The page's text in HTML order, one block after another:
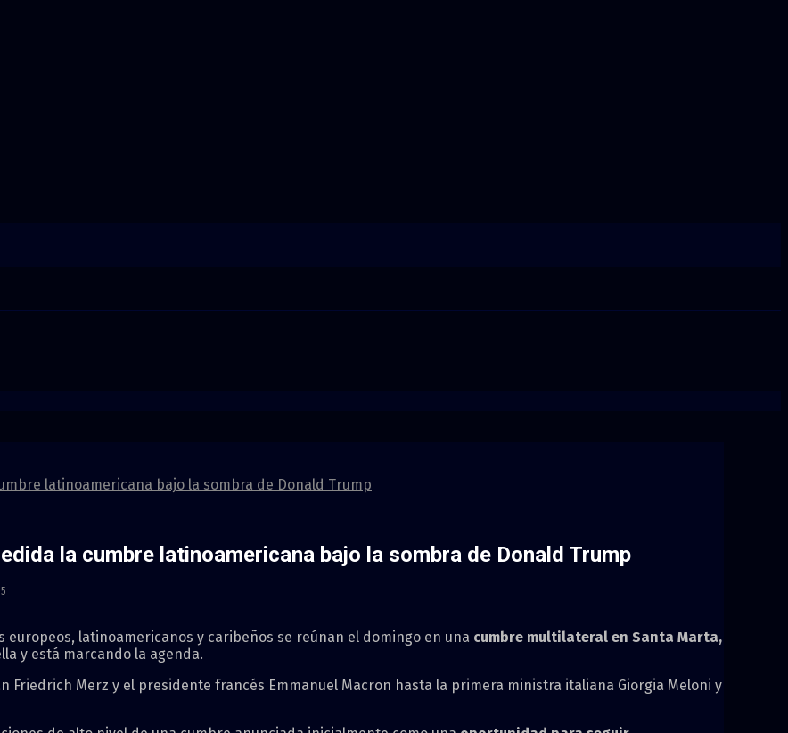
latinoamericana bajo la sombra de Donald Trump
la cumbre latinoamericana bajo la sombra de Donald Trump
latinoamericanos y caribeños se reúnan el domingo en una cumbre multilateral en Santa Marta,
y está marcando la agenda.
Friedrich Merz y el presidente francés Emmanuel Macron hasta la primera ministra italiana Giorgia Meloni y